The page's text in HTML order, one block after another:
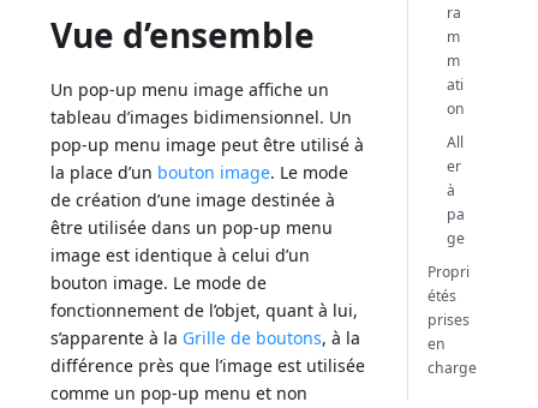
Vue d’ensemble
Un pop-up menu image affiche un
tableau d’images bidimensionnel. Un
pop-up menu image peut être utilisé à
la place d’un bouton image. Le mode
de création d’une image destinée à
être utilisée dans un pop-up menu
image est identique à celui d’un
bouton image. Le mode de
fonctionnement de l’objet, quant à lui,
s’apparente à la Grille de boutons, à la
différence près que l’image est utilisée
comme un pop-up menu et non
ra
m
m
ati
on
All
er
à
pa
ge
Propri
étés
prises
en
charge